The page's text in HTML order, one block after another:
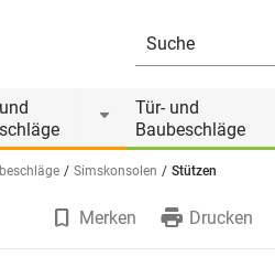
Tür- und
Baubeschläge
Simskonsolen Stützen
ist Zubehör von
Merken Drucken